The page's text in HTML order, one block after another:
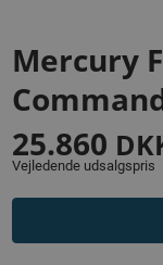
Mercury
25.860
Vejledende udsalgspris